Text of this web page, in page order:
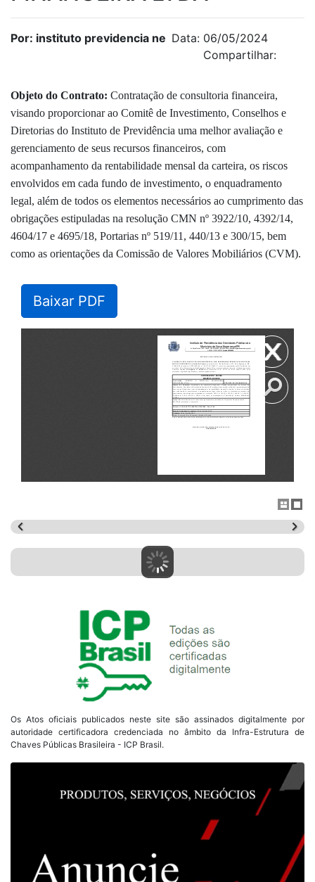
Por: instituto previdencia ne Data: 06/05/2024
Compartilhar:
Objeto do Contrato: Contratação de consultoria financeira,
visando proporcionar ao Comitê de Investimento, Conselhos e
Diretorias do Instituto de Previdência uma melhor avaliação e
gerenciamento de seus recursos financeiros, com
acompanhamento da rentabilidade mensal da carteira, os riscos
envolvidos em cada fundo de investimento, o enquadramento
legal, além de todos os elementos necessários ao cumprimento das
obrigações estipuladas na resolução CMN nº 3922/10, 4392/14,
4604/17 e 4695/18, Portarias nº 519/11, 440/13 e 300/15, bem
como as orientações da Comissão de Valores Mobiliários (CVM).
Baixar PDF
Os Atos oficiais publicados neste site são assinados digitalmente por
autoridade certificadora credenciada no âmbito da Infra-Estrutura de
Chaves Públicas Brasileira - ICP Brasil.